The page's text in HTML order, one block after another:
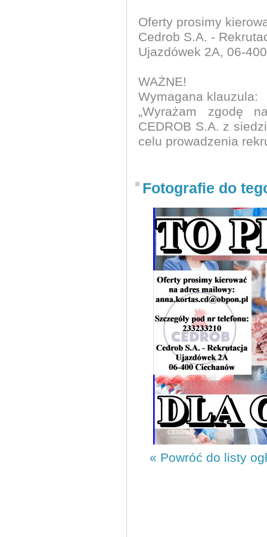
Oferty prosimy
Cedrob S.A. -
Ujazdówek 2A, 06-
WAŻNE!
Wymagana klauzula:
„Wyrażam zgodę
CEDROB S.A. z
celu prowadzenia
Fotografie do
« Powróć do listy